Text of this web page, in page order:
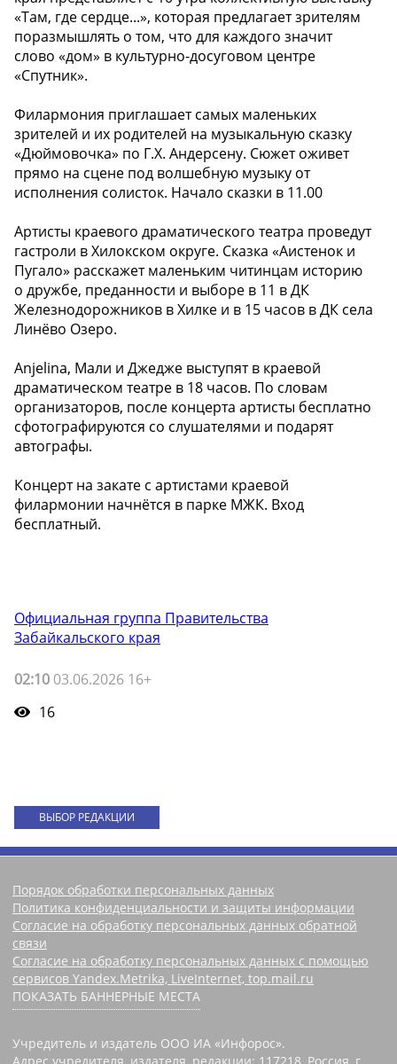
«Там, где сердце...», которая предлагает зрителям
поразмышлять о том, что для каждого значит
слово «дом» в культурно-досуговом центре
«Спутник».
Филармония приглашает самых маленьких
зрителей и их родителей на музыкальную сказку
«Дюймовочка» по Г.Х. Андерсену. Сюжет оживет
прямо на сцене под волшебную музыку от
исполнения солисток. Начало сказки в 11.00
Артисты краевого драматического театра проведут
гастроли в Хилокском округе. Сказка «Аистенок и
Пугало» расскажет маленьким читинцам историю
о дружбе, преданности и выборе в 11 в ДК
Железнодорожников в Хилке и в 15 часов в ДК села
Линёво Озеро.
Anjelina, Мали и Джедже выступят в краевой
драматическом театре в 18 часов. По словам
организаторов, после концерта артисты бесплатно
сфотографируются со слушателями и подарят
автографы.
Концерт на закате с артистами краевой
филармонии начнётся в парке МЖК. Вход
бесплатный.
Официальная группа Правительства
Забайкальского края
02:10 03.06.2026 16+
16
ВЫБОР РЕДАКЦИИ
Порядок обработки персональных данных
Политика конфиденциальности и защиты информации
Согласие на обработку персональных данных обратной
связи
Согласие на обработку персональных данных с помощью
сервисов Yandex.Metrika, LiveInternet, top.mail.ru
ПОКАЗАТЬ БАННЕРНЫЕ МЕСТА
Учредитель и издатель ООО ИА «Инфорос».